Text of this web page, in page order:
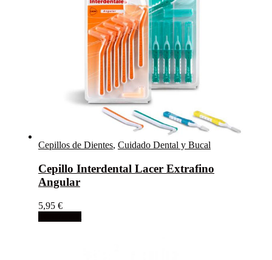
Cepillos de Dientes, Cuidado Dental y Bucal
Cepillo Interdental Lacer Extrafino
Angular
5,95 €